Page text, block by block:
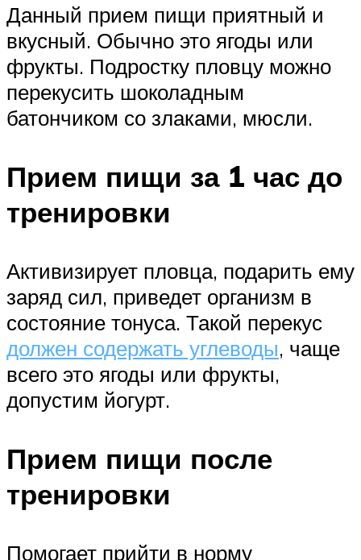
Данный прием пищи приятный и
вкусный. Обычно это ягоды или
фрукты. Подростку пловцу можно
перекусить шоколадным
батончиком со злаками, мюсли.
Прием пищи за 1 час до
тренировки
Активизирует пловца, подарить ему
заряд сил, приведет организм в
состояние тонуса. Такой перекус
должен содержать углеводы, чаще
всего это ягоды или фрукты,
допустим йогурт.
Прием пищи после
тренировки
Помогает прийти в норму